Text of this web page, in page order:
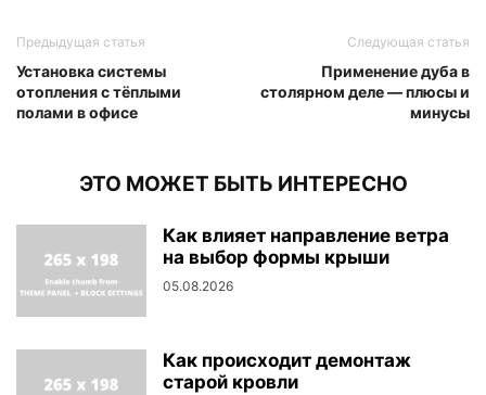
Предыдущая статья
Установка системы
отопления с тёплыми
полами в офисе
Следующая статья
Применение дуба в
столярном деле — плюсы и
минусы
ЭТО МОЖЕТ БЫТЬ ИНТЕРЕСНО
Как влияет направление ветра
на выбор формы крыши
05.08.2026
Как происходит демонтаж
старой кровли